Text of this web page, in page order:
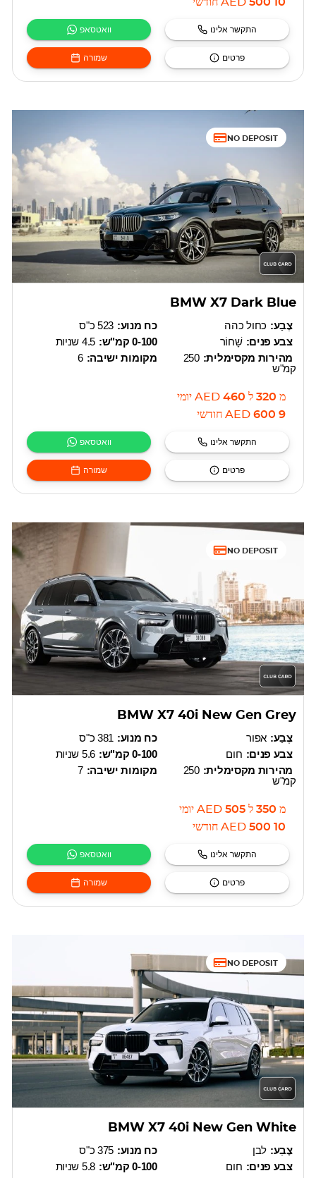
וואטסאפ התקשר אלינו
שמורה פרטים
NO DEPOSIT
BMW X7 Dark Blue
כח מנוע: 523 כ"ס
0-100 קמ"ש:
4.5 שניות
מקומות ישיבה: 6
צֶבַע: כחול כהה
צבע פנים: שָׁחוֹר
מהירות מקסימלית: 250
קמ"ש
מ 320 ל 460
AED יומי
9 600
AED חודשי
וואטסאפ התקשר אלינו
שמורה פרטים
NO DEPOSIT
BMW X7 40i New Gen Grey
כח מנוע: 381 כ"ס
0-100 קמ"ש:
5.6 שניות
מקומות ישיבה: 7
צֶבַע: אפור
צבע פנים: חום
מהירות מקסימלית: 250
קמ"ש
מ 350 ל 505
AED יומי
10 500
AED חודשי
וואטסאפ התקשר אלינו
שמורה פרטים
NO DEPOSIT
BMW X7 40i New Gen White
כח מנוע: 375 כ"ס
0-100 קמ"ש:
5.8 שניות
צֶבַע: לבן
צבע פנים: חום